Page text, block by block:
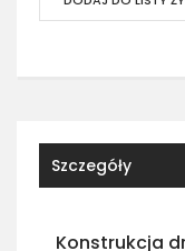
Szczegóły